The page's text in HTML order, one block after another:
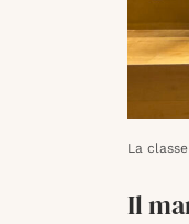
La
Il